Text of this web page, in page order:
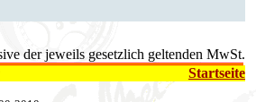
der jeweils gesetzlich geltenden MwSt.
Startseite